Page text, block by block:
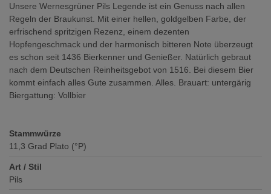
Unsere Wernesgrüner Pils Legende ist ein Genuss nach allen
Regeln der Braukunst. Mit einer hellen, goldgelben Farbe, der
erfrischend spritzigen Rezenz, einem dezenten
Hopfengeschmack und der harmonisch bitteren Note überzeugt
es schon seit 1436 Bierkenner und Genießer. Natürlich gebraut
nach dem Deutschen Reinheitsgebot von 1516. Bei diesem Bier
kommt einfach alles Gute zusammen. Alles. Brauart: untergärig
Biergattung: Vollbier
Stammwürze
11,3 Grad Plato (°P)
Art / Stil
Pils